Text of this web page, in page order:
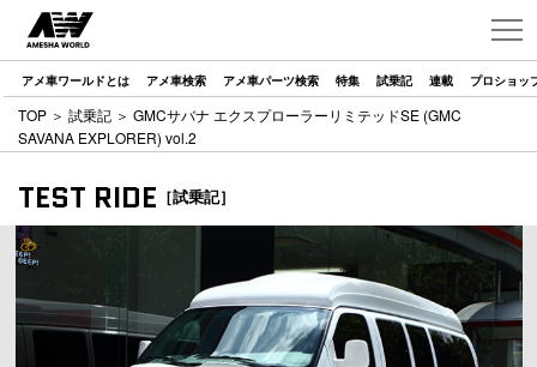
アメ車ワールドとは アメ車検索 アメ車パーツ検索 特集 試乗記 連載 プロショッ
TOP ＞ 試乗記 ＞ GMCサバナ エクスプローラーリミテッドSE (GMC
SAVANA EXPLORER) vol.2
TEST RIDE ［試乗記］